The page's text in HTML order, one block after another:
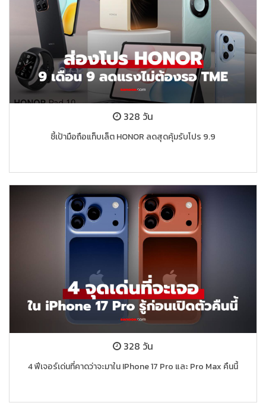
328 วัน
ชี้เป้ามือถือแท็บเล็ต HONOR ลดสุดคุ้มรับโปร 9.9
328 วัน
4 ฟีเจอร์เด่นที่คาดว่าจะมาใน IPhone 17 Pro และ Pro Max คืนนี้